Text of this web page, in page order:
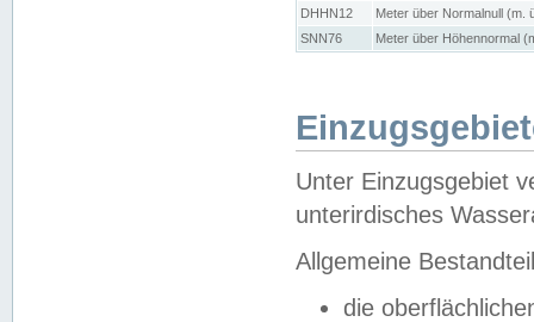
DHHN12
Meter über Normalnull (m.
SNN76
Meter über Höhennormal
Unter Einzugsgebiet
unterirdisches
Allgemeine
die